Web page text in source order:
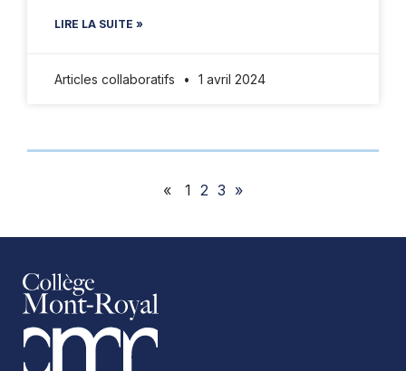
LIRE LA SUITE »
Articles collaboratifs 1 avril 2024
« 1 2 3 »